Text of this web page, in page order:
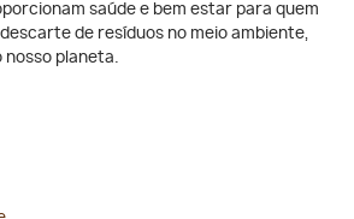
saúde e bem estar para quem
de resíduos no meio ambiente,
planeta.